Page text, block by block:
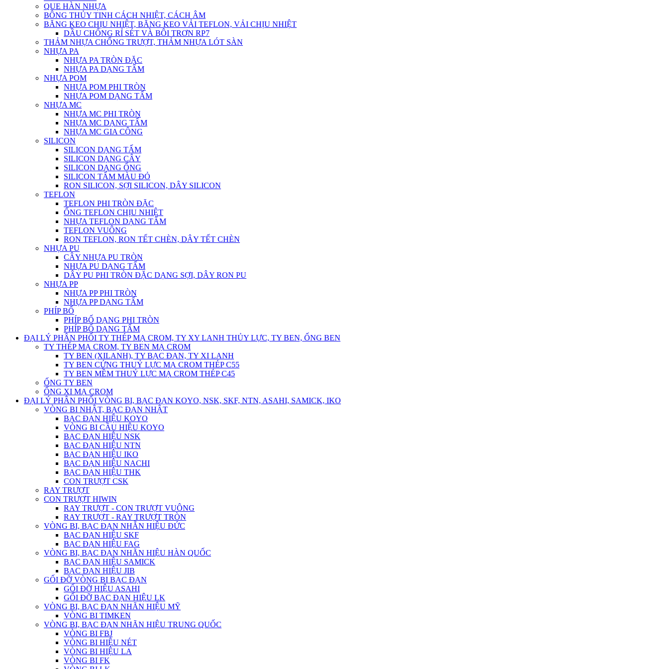
QUE HÀN NHỰA
BÔNG THỦY TINH CÁCH NHIỆT, CÁCH ÂM
BĂNG KEO CHỊU NHIỆT, BĂNG KEO VẢI TEFLON, VẢI CHỊU NHIỆT
DẦU CHỐNG RỈ SÉT VÀ BÔI TRƠN RP7
THẢM NHỰA CHỐNG TRƯỢT, THẢM NHỰA LÓT SÀN
NHỰA PA
NHỰA PA TRÒN ĐẶC
NHỰA PA DẠNG TẤM
NHỰA POM
NHỰA POM PHI TRÒN
NHỰA POM DẠNG TẤM
NHỰA MC
NHỰA MC PHI TRÒN
NHỰA MC DẠNG TẤM
NHỰA MC GIA CÔNG
SILICON
SILICON DẠNG TẤM
SILICON DẠNG CÂY
SILICON DẠNG ỐNG
SILICON TẤM MÀU ĐỎ
RON SILICON, SỢI SILICON, DÂY SILICON
TEFLON
TEFLON PHI TRÒN ĐẶC
ỐNG TEFLON CHỊU NHIỆT
NHỰA TEFLON DẠNG TẤM
TEFLON VUÔNG
RON TEFLON, RON TẾT CHÈN, DÂY TẾT CHÈN
NHỰA PU
CÂY NHỰA PU TRÒN
NHỰA PU DẠNG TẤM
DÂY PU PHI TRÒN ĐẶC DẠNG SỢI, DÂY RON PU
NHỰA PP
NHỰA PP PHI TRÒN
NHỰA PP DẠNG TẤM
PHÍP BỐ
PHÍP BỐ DẠNG PHI TRÒN
PHÍP BỐ DẠNG TẤM
ĐẠI LÝ PHÂN PHỐI TY THÉP MẠ CROM, TY XY LANH THỦY LỰC, TY BEN, ỐNG BEN
TY THÉP MẠ CROM, TY BEN MẠ CROM
TY BEN (XILANH), TY BẠC ĐẠN, TY XI LANH
TY BEN CỨNG THUỶ LỰC MẠ CROM THÉP C55
TY BEN MỀM THUỶ LỰC MẠ CROM THÉP C45
ỐNG TY BEN
ỐNG XI MẠ CROM
ĐẠI LÝ PHÂN PHỐI VÒNG BI, BẠC ĐẠN KOYO, NSK, SKF, NTN, ASAHI, SAMICK, IKO
VÒNG BI NHẬT, BẠC ĐẠN NHẬT
BẠC ĐẠN HIỆU KOYO
VÒNG BI CẦU HIỆU KOYO
BẠC ĐẠN HIỆU NSK
BẠC ĐẠN HIỆU NTN
BẠC ĐẠN HIỆU IKO
BẠC ĐẠN HIỆU NACHI
BẠC ĐẠN HIỆU THK
CON TRƯỢT CSK
RAY TRƯỢT
CON TRƯỢT HIWIN
RAY TRƯỢT - CON TRƯỢT VUÔNG
RAY TRƯỢT - RAY TRƯỢT TRÒN
VÒNG BI, BẠC ĐẠN NHẴN HIỆU ĐỨC
BẠC ĐẠN HIỆU SKF
BẠC ĐẠN HIỆU FAG
VÒNG BI, BẠC ĐẠN NHÃN HIỆU HÀN QUỐC
BẠC ĐẠN HIỆU SAMICK
BẠC ĐẠN HIỆU JIB
GỐI ĐỠ VÒNG BI BẠC ĐẠN
GỐI ĐỠ HIỆU ASAHI
GỐI ĐỠ BẠC ĐẠN HIỆU LK
VÒNG BI, BẠC ĐẠN NHÃN HIỆU MỸ
VÒNG BI TIMKEN
VÒNG BI, BẠC ĐẠN NHÃN HIỆU TRUNG QUỐC
VÒNG BI FBJ
VÒNG BI HIỆU NÉT
VÒNG BI HIỆU LA
VÒNG BI FK